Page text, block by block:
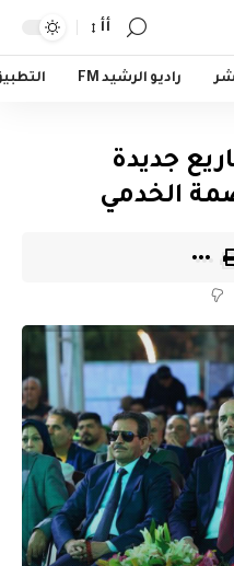
أأ
راديو الرشيد FM
جديدة
الخدمي